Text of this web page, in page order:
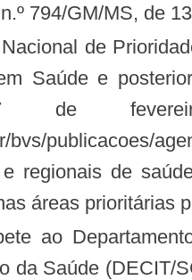
n.º 794/GM/MS, de
Saúde e
de
bvs/
regionais de
áreas prioritárias
da Saúde (DECIT/